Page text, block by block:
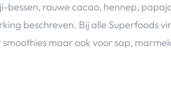
rauwe cacao, hennep,
beschreven. Bij alle Superfoods
maar ook voor sap,